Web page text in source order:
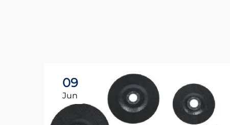
09
Jun